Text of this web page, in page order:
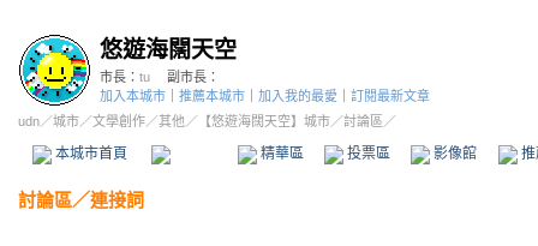
悠遊海闊天空
市長： tu
副市長：
加入本城市
推薦本城市 加入我的最愛
訂閱最新文章
udn／城市／文學創作／其他 ／ 【悠遊海闊天空】城市／討論區／
本城市首頁 精華區 投票區 影像館
討論區／連接詞